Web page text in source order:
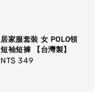
居家服套裝 女 POLO領
短袖短褲 【台灣製】
Regular
NT$ 349